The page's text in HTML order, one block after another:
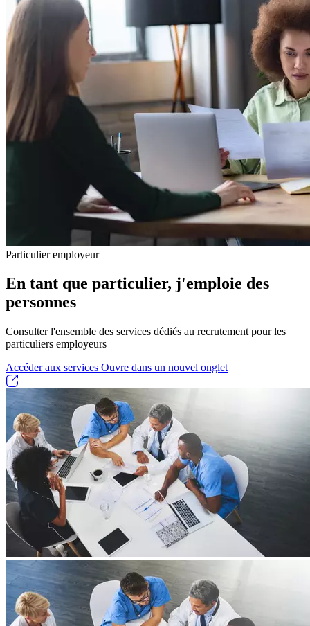
Particulier employeur
En tant que particulier, j'emploie des
personnes
Consulter l'ensemble des services dédiés au recrutement pour les
particuliers employeurs
Accéder aux services Ouvre dans un nouvel onglet